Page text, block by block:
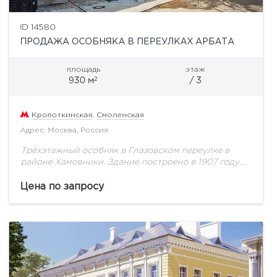
ID 14580
ПРОДАЖА ОСОБНЯКА В ПЕРЕУЛКАХ АРБАТА
площадь
930 м2
этаж
/ 3
Кропоткинская, Смоленская
Адрес: Москва, Россия
Трёхэтажный особняк в Глазовском переулке в
районе Хамовники. Здание построено в 1907 году,
коммуникаций и реставрацией фасада произведена
Цена по запросу